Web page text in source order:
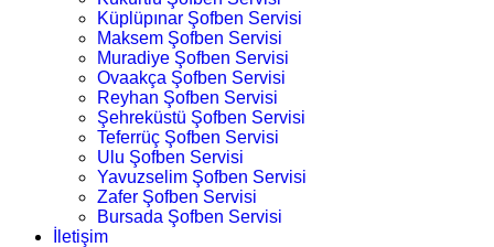
Küplüpınar Şofben Servisi
Maksem Şofben Servisi
Muradiye Şofben Servisi
Ovaakça Şofben Servisi
Reyhan Şofben Servisi
Şehreküstü Şofben Servisi
Teferrüç Şofben Servisi
Ulu Şofben Servisi
Yavuzselim Şofben Servisi
Zafer Şofben Servisi
Bursada Şofben Servisi
İletişim